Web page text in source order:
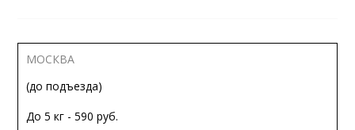
МОСКВА
(до подъезда)
До 5 кг - 590 руб.